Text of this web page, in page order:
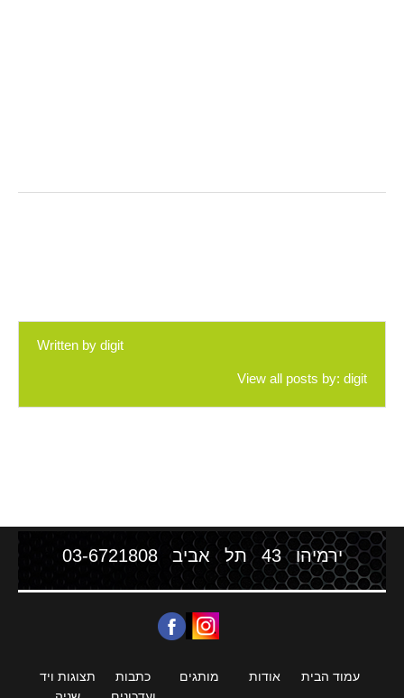
Written by digit
View all posts by: digit
ירמיהו 43 תל אביב 03-6721808
עמוד הבית אודות מותגים
כתבות
תצוגות ויד